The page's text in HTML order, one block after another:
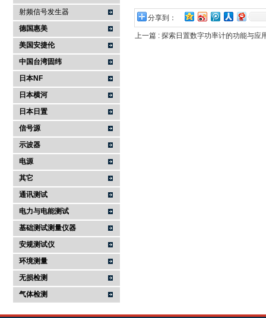
射频信号发生器
德国惠美
美国安捷伦
中国台湾固纬
日本NF
日本横河
日本日置
信号源
示波器
电源
其它
通讯测试
电力与电能测试
基础测试测量仪器
安规测试仪
环境测量
无损检测
气体检测
分享到：
上一篇 : 探索日置数字功率计的功能与应